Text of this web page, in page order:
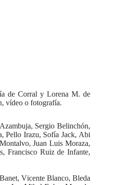
de Corral y Lorena M. de
vídeo o fotografía.
Sergio Belinchón,
Pello Irazu, Sofía Jack, Abi
Juan Luis Moraza,
Francisco Ruiz de Infante,
Vicente Blanco, Bleda